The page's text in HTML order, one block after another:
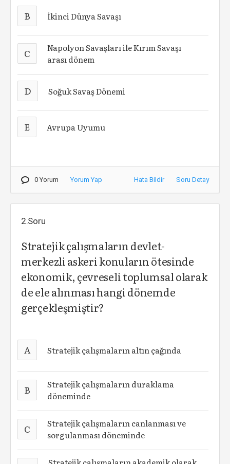
B İkinci Dünya Savaşı
C
Napolyon Savaşları ile Kırım Savaşı
arası dönem
D Soğuk Savaş Dönemi
E Avrupa Uyumu
0 Yorum Yorum Yap Hata Bildir Soru Detay
2.Soru
Stratejik çalışmaların devlet-
merkezli askeri konuların ötesinde
ekonomik, çevreseli toplumsal olarak
de ele alınması hangi dönemde
gerçekleşmiştir?
A Stratejik çalışmaların altın çağında
B
Stratejik çalışmaların duraklama
döneminde
C
Stratejik çalışmaların canlanması ve
sorgulanması döneminde